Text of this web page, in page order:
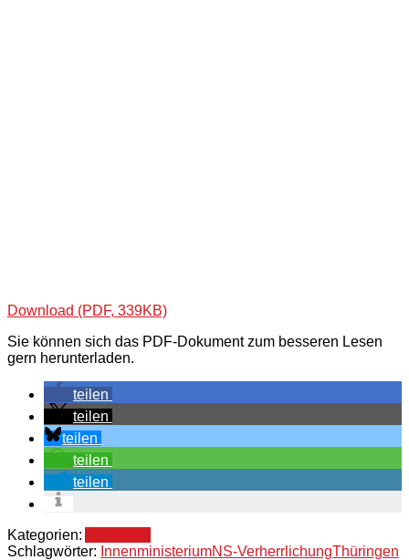
Download (PDF, 339KB)
Sie können sich das PDF-Dokument zum besseren Lesen
gern herunterladen.
teilen
teilen
teilen
teilen
teilen
Kategorien:
Schlagwörter: InnenministeriumNS-VerherrlichungThüringen